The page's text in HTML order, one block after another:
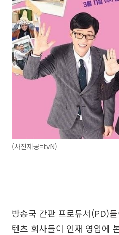
(사진제공=tvN)
방송국 간판 프로듀서(PD)
텐츠 회사들이 인재 영입에